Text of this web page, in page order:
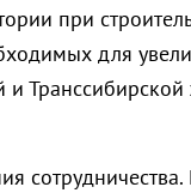
при
для
и